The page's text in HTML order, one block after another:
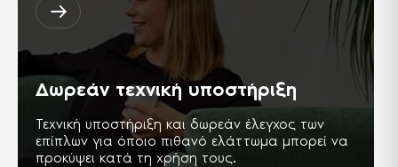
Δωρεάν τεχνική υποστήριξη
Τεχνική υποστήριξη και δωρεάν έλεγχος των
επίπλων για όποιο πιθανό ελάττωμα μπορεί να
προκύψει κατά τη χρήση τους.